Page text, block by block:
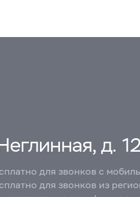
д.
для звонков с
для звонков из